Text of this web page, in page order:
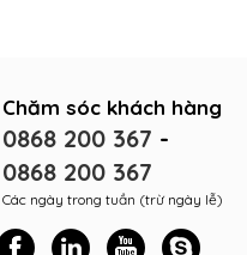
Chăm sóc khách hàng
0868 200 367 -
0868 200 367
Các ngày trong tuần (trừ ngày lễ)